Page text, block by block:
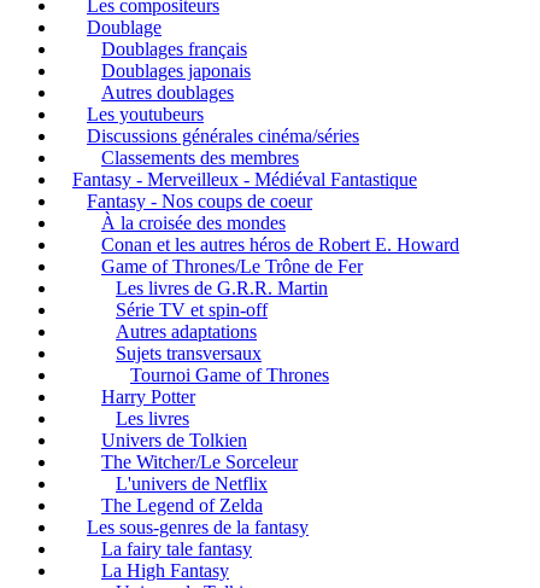
Les compositeurs
Doublage
Doublages français
Doublages japonais
Autres doublages
Les youtubeurs
Discussions générales cinéma/séries
Classements des membres
Fantasy - Merveilleux - Médiéval Fantastique
Fantasy - Nos coups de coeur
À la croisée des mondes
Conan et les autres héros de Robert E. Howard
Game of Thrones/Le Trône de Fer
Les livres de G.R.R. Martin
Série TV et spin-off
Autres adaptations
Sujets transversaux
Tournoi Game of Thrones
Harry Potter
Les livres
Univers de Tolkien
The Witcher/Le Sorceleur
L'univers de Netflix
The Legend of Zelda
Les sous-genres de la fantasy
La fairy tale fantasy
La High Fantasy